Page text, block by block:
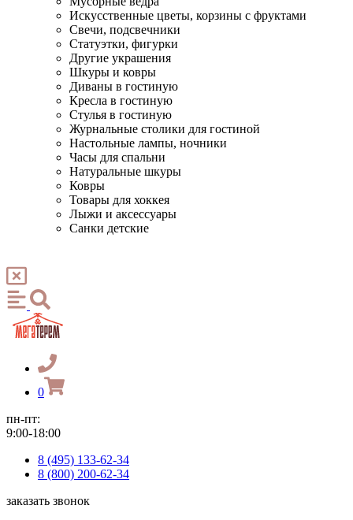
Искусственные цветы, корзины с фруктами
Свечи, подсвечники
Статуэтки, фигурки
Другие украшения
Шкуры и ковры
Диваны в гостиную
Кресла в гостиную
Стулья в гостиную
Журнальные столики для гостиной
Настольные лампы, ночники
Часы для спальни
Натуральные шкуры
Ковры
Товары для хоккея
Лыжи и аксессуары
Санки детские
0
пн-пт:
9:00-18:00
8 (495) 133-62-34
8 (800) 200-62-34
заказать звонок